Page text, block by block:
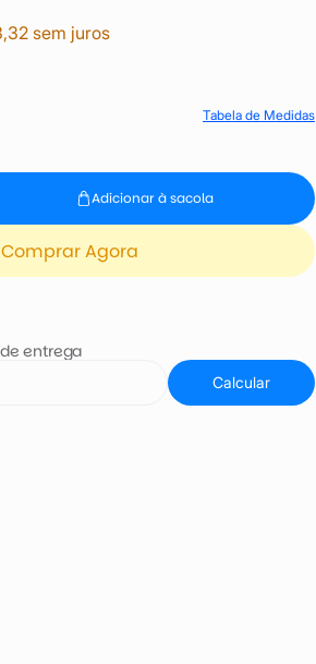
sem juros
Tabela de Medidas
Adicionar à sacola
Comprar Agora
entrega
Calcular